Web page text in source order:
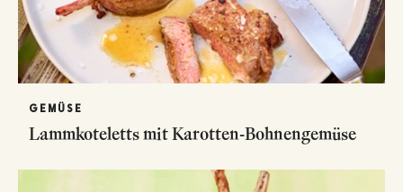
GEMÜSE
Lammkoteletts mit Karotten-Bohnengemüse